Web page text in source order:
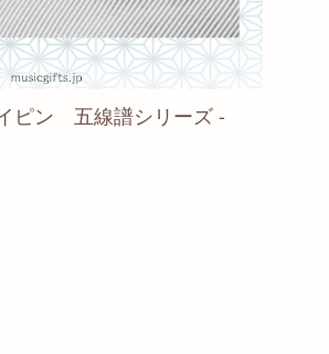
ピン 五線譜シリーズ -